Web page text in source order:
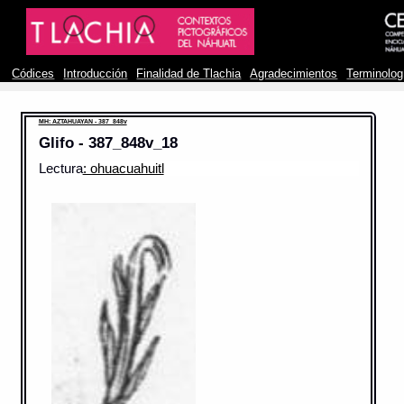
Códices Introducción Finalidad de Tlachia Agradecimientos
MH: AZTAHUAYAN - 387_848v
Glifo - 387_848v_18
Lectura: ohuacuahuitl